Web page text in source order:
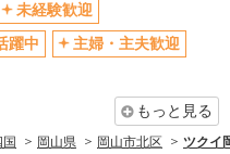
未経験歓迎
躍中
主婦・主夫歓迎
もっと見る
岡山県 岡山市北区 ツクイ